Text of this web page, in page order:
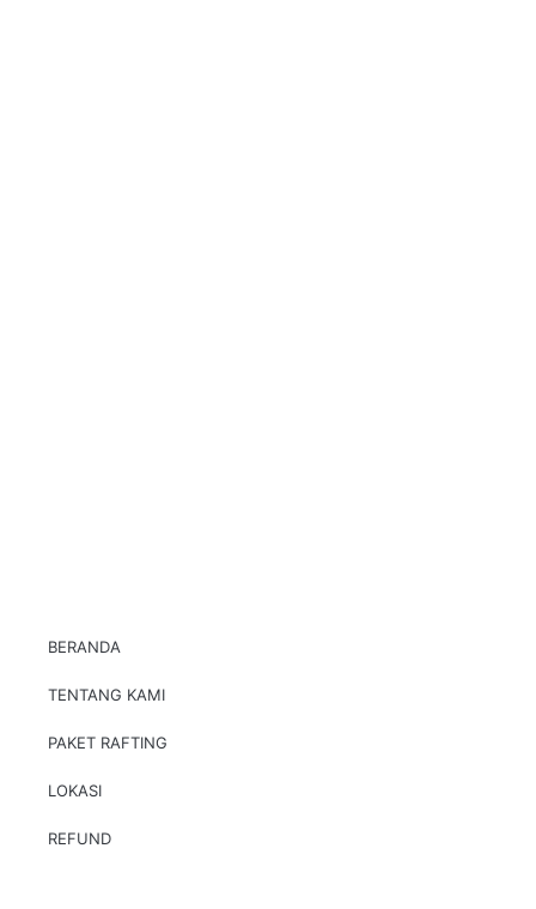
BERANDA
TENTANG KAMI
PAKET RAFTING
LOKASI
REFUND